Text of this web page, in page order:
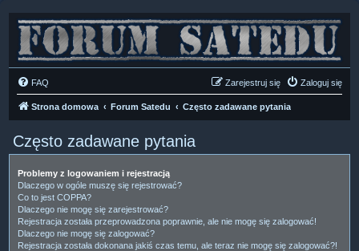
FAQ Zaloguj się
Zarejestruj się
Strona domowa Forum Satedu Często zadawane pytania
Często zadawane pytania
Problemy z logowaniem i rejestracją
Dlaczego w ogóle muszę się rejestrować?
Co to jest COPPA?
Dlaczego nie mogę się zarejestrować?
Rejestracja została przeprowadzona poprawnie, ale nie mogę się zalogować!
Dlaczego nie mogę się zalogować?
Rejestracja została dokonana jakiś czas temu, ale teraz nie mogę się zalogować?!